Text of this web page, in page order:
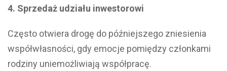
4. Sprzedaż udziału inwestorowi
Często otwiera drogę do późniejszego zniesienia
współwłasności, gdy emocje pomiędzy członkami
rodziny uniemożliwiają współpracę.